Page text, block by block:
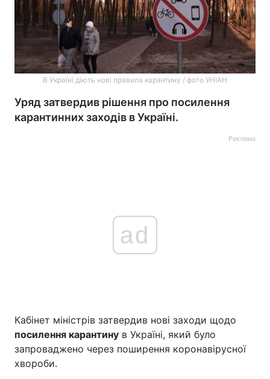
Головна Війна
В Україні діють нові правила карантину / фото УНІАН
Уряд затвердив рішення про посилення
карантинних заходів в Україні.
Реклама
ad
Кабінет міністрів затвердив нові заходи щодо
посилення карантину в Україні, який було
запроваджено через поширення коронавірусної
хвороби.